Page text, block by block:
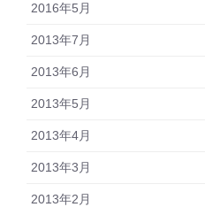
2016年5月
2013年7月
2013年6月
2013年5月
2013年4月
2013年3月
2013年2月